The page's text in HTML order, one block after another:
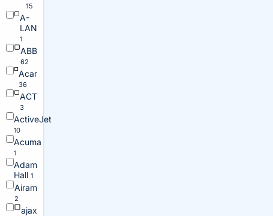
15
A-
LAN
1
ABB
62
Acar
36
ACT
3
ActiveJet
10
Acuma
1
Adam
Hall 1
Airam
2
ajax